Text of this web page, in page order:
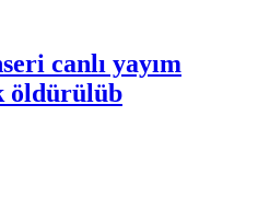
canlı yayım
öldürülüb